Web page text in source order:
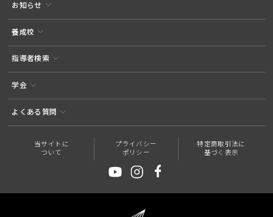
お知らせ
養成校
指導者検索
学会
よくある質問
当サイトに
ついて
プライバシー
ポリシー
特定商取引法に
基づく表示